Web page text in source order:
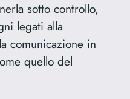
sotto controllo,
legati alla
comunicazione in
quello del